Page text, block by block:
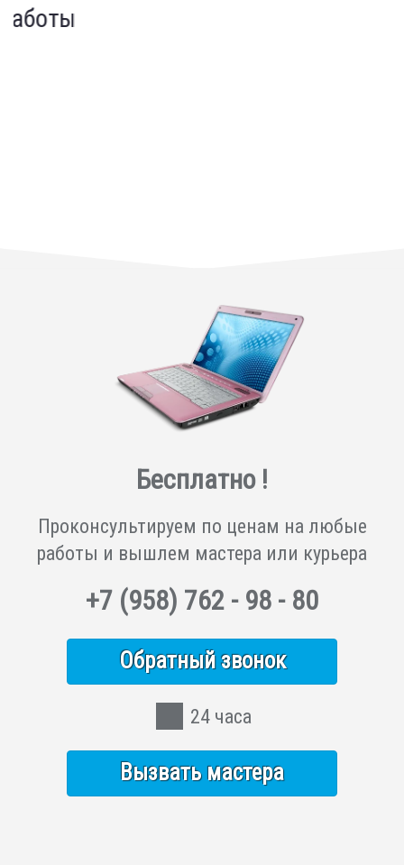
Индивидуальный подход
Бесплатно !
Проконсультируем по ценам на любые
работы и вышлем мастера или курьера
+7 (958) 762 - 98 - 80
Обратный звонок
24 часа
Вызвать мастера